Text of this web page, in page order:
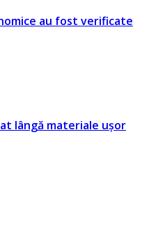
au fost verificate
lângă materiale ușor